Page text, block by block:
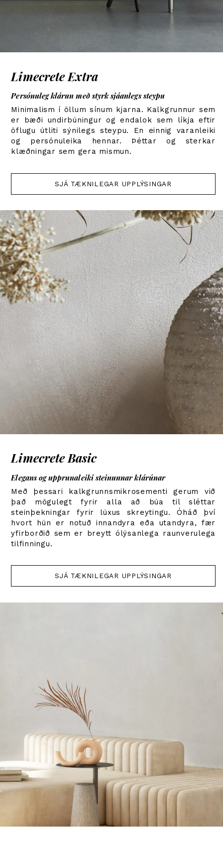
Limecrete Extra
Persónuleg klárun með styrk sjáanlegs steypu
Minimalism í öllum sínum kjarna. Kalkgrunnur sem
er bæði undirbúningur og endalok sem líkja eftir
öflugu útliti sýnilegs steypu. En einnig varanleiki
og persónuleika hennar. Þéttar og sterkar
klæðningar sem gera mismun.
SJÁ TÆKNILEGAR UPPLÝSINGAR
Limecrete Basic
Elegans og upprunaleiki steinunnar klárúnar
Með þessari kalkgrunnsmikrosementi gerum við
það mögulegt fyrir alla að búa til sléttar
steinþekningar fyrir lúxus skreytingu. Óháð því
hvort hún er notuð innandyra eða utandyra, fær
yfirborðið sem er breytt ólýsanlega raunverulega
tilfinningu.
SJÁ TÆKNILEGAR UPPLÝSINGAR